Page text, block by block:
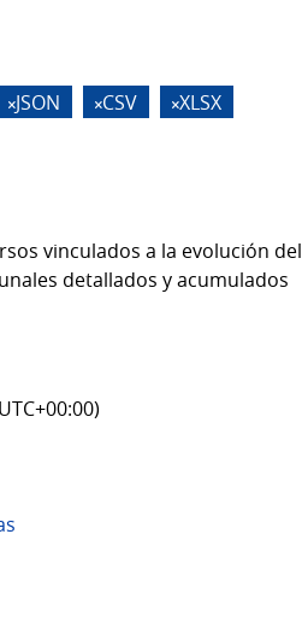
JSON CSV
XLSX
vinculados a la evolución del
detallados y acumulados